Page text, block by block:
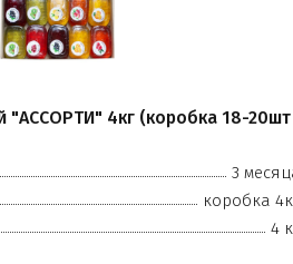
"АССОРТИ" 4кг (коробка 18-20шт
3
коробка
4